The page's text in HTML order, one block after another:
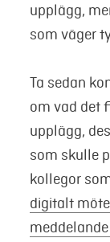
upplägg,
som väger
Ta sedan
om vad det
upplägg,
som skulle
kollegor
digitalt